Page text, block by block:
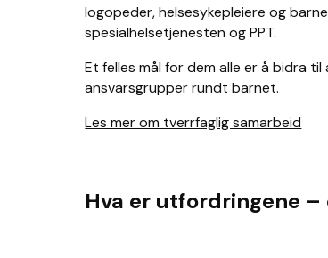
logopeder, helsesykepleiere og
spesialhelsetjenesten og PPT.
Et felles mål for dem alle er å bidra
ansvarsgrupper rundt barnet.
Les mer om tverrfaglig samarbeid
Hva er utfordringene –